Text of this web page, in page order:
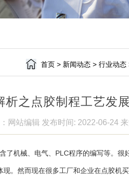
首页 > 新闻动态 >行业动态
析之点胶制程工艺发
网站编辑 发布时间: 2022-06-24
机械、电气、PLC程序的编写等。很
。然而现在很多工厂和企业在点胶机